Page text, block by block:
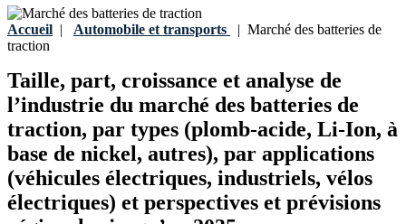
Accueil | Automobile et transports | Marché des batteries de
traction
Taille, part, croissance et analyse de
l’industrie du marché des batteries de
traction, par types (plomb-acide, Li-Ion, à
base de nickel, autres), par applications
(véhicules électriques, industriels, vélos
électriques) et perspectives et prévisions